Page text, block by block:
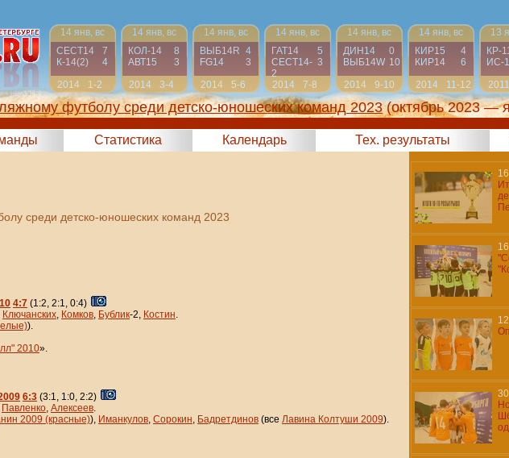
14 янв, вс
СЕСТ14
7
К-14(2)
4
2014
1-2
14 янв, вс
КОЛ-14
8
АВТ15
3
2014
3-4
14 янв, вс
ВЫБ14R 4
FG14
3
2014
5-6
14 янв, вс
ГАТ14
5
СЕСТ14-
2
3
2014
7-8
14 янв, вс
ДИН14
0
ВЫБ14W 10
2014
9-10
14 янв, вс
КИР15
4
КИР14
6
2014
11-12
13
КР-
ИС-
2011
футболу среди детско-юношеских команд 2023 (октябрь 2023 —
Статистика Календарь Тех. результаты
среди детско-юношеских команд 2023
4:7 (1:2, 2:1, 0:4)
Ключанских, Комков, Бублик-2, Костин.
).
2010».
6:3 (3:1, 1:0, 2:2)
Павленко, Алексеев.
2009 (красные)), Иманкулов, Сорокин, Бадретдинов (все Лавина Колтуши 2009).